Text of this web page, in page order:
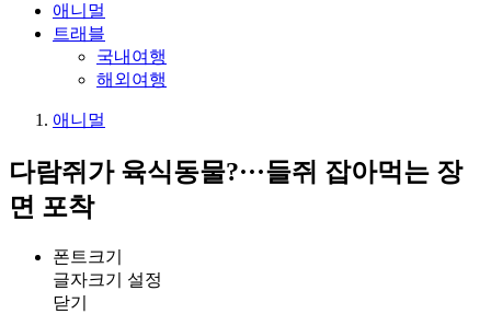
애니멀
트래블
국내여행
해외여행
애니멀
다람쥐가 육식동물?···들쥐 잡아먹는 장
면 포착
폰트크기
글자크기 설정
닫기